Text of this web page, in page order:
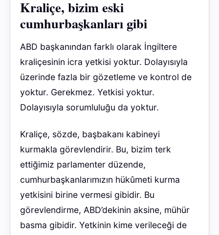
Kraliçe, bizim eski
cumhurbaşkanları gibi
ABD başkanından farklı olarak İngiltere
kraliçesinin icra yetkisi yoktur. Dolayısıyla
üzerinde fazla bir gözetleme ve kontrol de
yoktur. Gerekmez. Yetkisi yoktur.
Dolayısıyla sorumluluğu da yoktur.
Kraliçe, sözde, başbakanı kabineyi
kurmakla görevlendirir. Bu, bizim terk
ettiğimiz parlamenter düzende,
cumhurbaşkanlarımızın hükûmeti kurma
yetkisini birine vermesi gibidir. Bu
görevlendirme, ABD’dekinin aksine, mühür
basma gibidir. Yetkinin kime verileceği de